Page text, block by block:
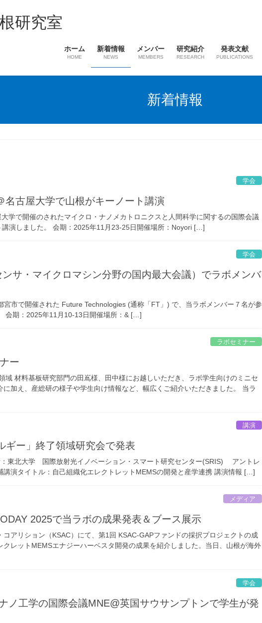
研究室
ホーム
HOME
新着情報
NEWS
メンバー
MEMBERS
研究紹介
RESEARCH
発表文献
PUBLICATIONS
新着情報
学会
名古屋大学で山根がキーノート講演
学で開催のされたマイクロ・ナノメカトロニクスと人間科学に関するの国際会議
演しました。 会期：2025年11月23-25日開催場所：Noyori […]
学会
サ・マイクロマシン分野の国内最大会議）でラボメンバ
宮市で開催された Future Technologies (通称「FT」) で、当ラボメンバー７名が参
会期：2025年11月10-13日開催場所：& […]
ラボセミナー
ー
域 材料基板研究部門の田嶌様、田中様にお越しいただき、ラボ学生向けのミニセ
に加え、産総研の様子や学生向け情報など、幅広くご紹介いただきました。 当ラ
講演
ギー」終了領域研究会で発表
東北大学 国際放射光イノベーション・スマート研究センター(SRIS) アントレ
講演タイトル：自己組織化エレクトレットMEMSの開発と産学連携 講演情報 […]
メディア
2025で当ラボの成果発表＆ブース展示
アリション（KSAC）にて、第1回 KSAC-GAPファンドの採択プロジェクトの成
レットMEMSエナジーハーベスタ開発の成果を紹介しました。当日、山根が海外
学会
ノ工学の国際会議MNE@英国サウサンプトンで学生が発